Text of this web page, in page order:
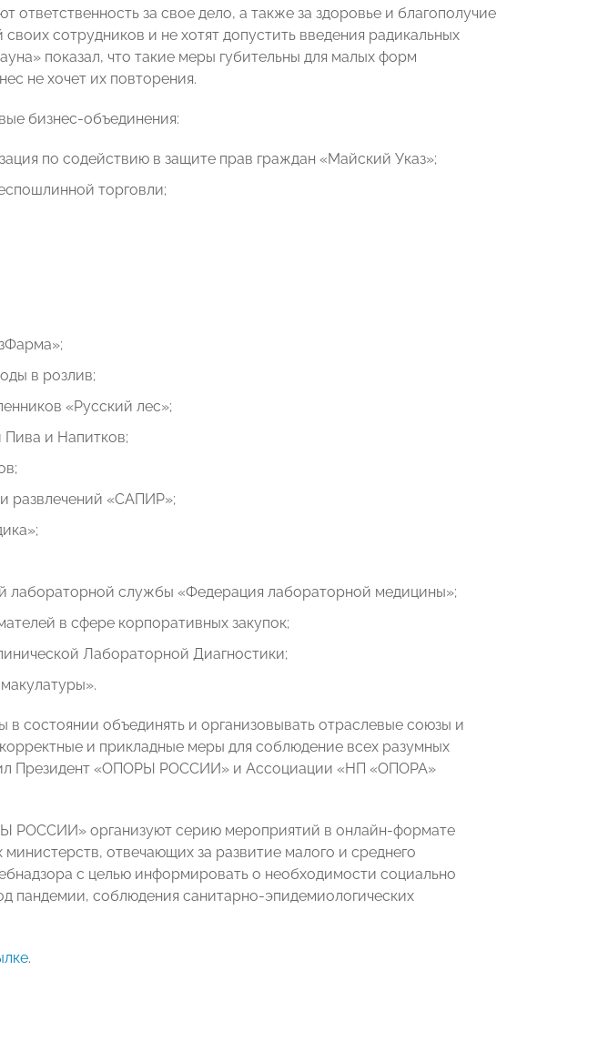
ответственность за свое дело, а также за здоровье и благополучие
сотрудников и не хотят допустить введения радикальных
показал, что такие меры губительны для малых форм
не хочет их повторения.
бизнес-объединения:
по содействию в защите прав граждан «Майский Указ»;
торговли;
в розлив;
«Русский лес»;
и Напитков;
развлечений «САПИР»;
лабораторной службы «Федерация лабораторной медицины»;
в сфере корпоративных закупок;
Лабораторной Диагностики;
состоянии объединять и организовывать отраслевые союзы и
и прикладные меры для соблюдение всех разумных
Президент «ОПОРЫ РОССИИ» и Ассоциации «НП «ОПОРА»
РОССИИ» организуют серию мероприятий в онлайн-формате
отвечающих за развитие малого и среднего
с целью информировать о необходимости социально
пандемии, соблюдения санитарно-эпидемиологических
.